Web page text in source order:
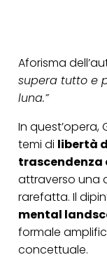
Aforisma
supera tutto e
luna.”
In quest’opera,
temi di libertà
trascendenza
attraverso una
rarefatta. Il
mental
formale
concettuale.